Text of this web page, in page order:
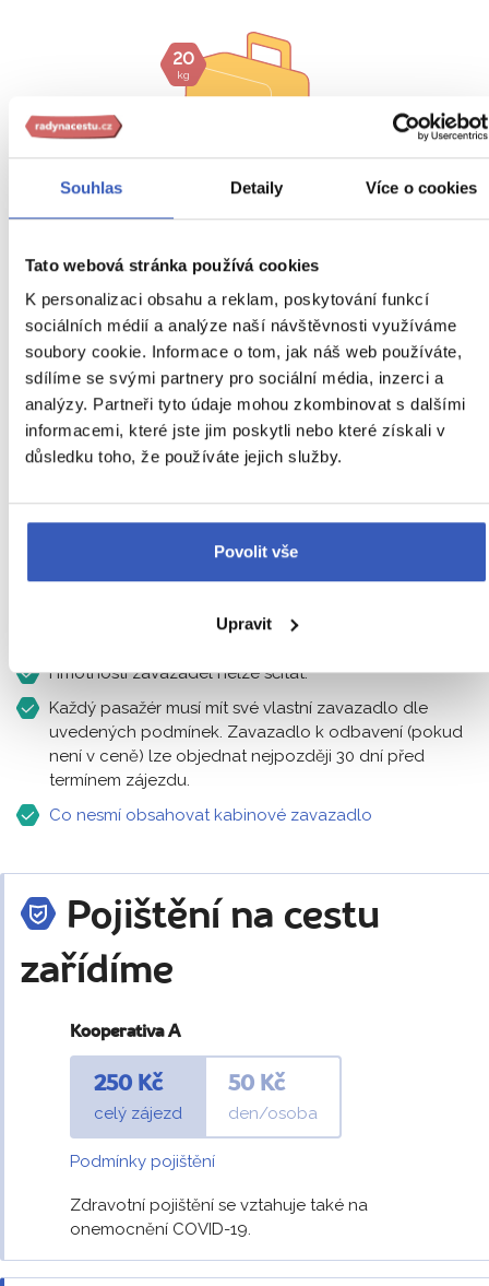
Souhlas Detaily Více o cookies
Tato webová stránka používá cookies
K personalizaci obsahu a reklam, poskytování funkcí
sociálních médií a analýze naší návštěvnosti využíváme
soubory cookie. Informace o tom, jak náš web používáte,
sdílíme se svými partnery pro sociální média, inzerci a
analýzy. Partneři tyto údaje mohou zkombinovat s dalšími
informacemi, které jste jim poskytli nebo které získali v
důsledku toho, že používáte jejich služby.
Povolit vše
Upravit
20
kg
Zavazadlo v ceně zájezdu:
kabinové zavazadlo o
40 x 30 x 20 cm (toto zavazadlo patří na palubu letadla,
rozměry jsou včetně držadla, postranní kapsy a koleček)
Zavazadlo v ceně zájezdu: odbavované zavazadlo o
rozměrech 55 x 40 x 20 cm a max. hmotnosti 10 kg (toto
Zavazadlo za příplatek 2 600 Kč:odbavované zavazadlo o
hmotnosti do 20 kg (toto zavazadlo bude odbaveno do
Podmínky vždy platí pro jednoho cestujícího, pokud není
Hmotnosti zavazadel nelze sčítat.
Každý pasažér musí mít své vlastní zavazadlo dle
uvedených podmínek. Zavazadlo k odbavení (pokud
není v ceně) lze objednat nejpozději 30 dní před
termínem zájezdu.
Co nesmí obsahovat kabinové zavazadlo
Pojištění na cestu
zařídíme
Kooperativa A
250 Kč
celý zájezd
50 Kč
den/osoba
Podmínky pojištění
Zdravotní pojištění se vztahuje také na
onemocnění COVID-19.